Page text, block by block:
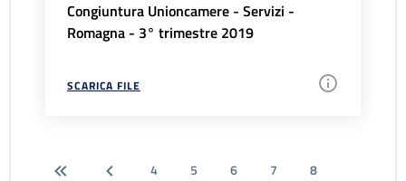
Congiuntura Unioncamere - Servizi -
Romagna - 3° trimestre 2019
SCARICA FILE
4 5 6 7
8